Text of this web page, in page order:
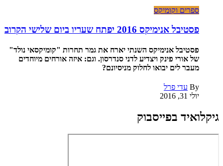
ספרים וקומיקס
פסטיבל אנימיקס 2016 יפתח שעריו ביום שלישי הקרוב
פסטיבל אנימיקס השנתי יארח את גמר תחרות "קומיקסאי נולד"
של אורי פינק ויצדיע לדני סנדרסון. וגם: איזה אורחים מיוחדים
מעבר לים יבואו לחלוק מניסיונם?
By עדי פרל
יולי 31, 2016
גיקלואיד בפייסבוק